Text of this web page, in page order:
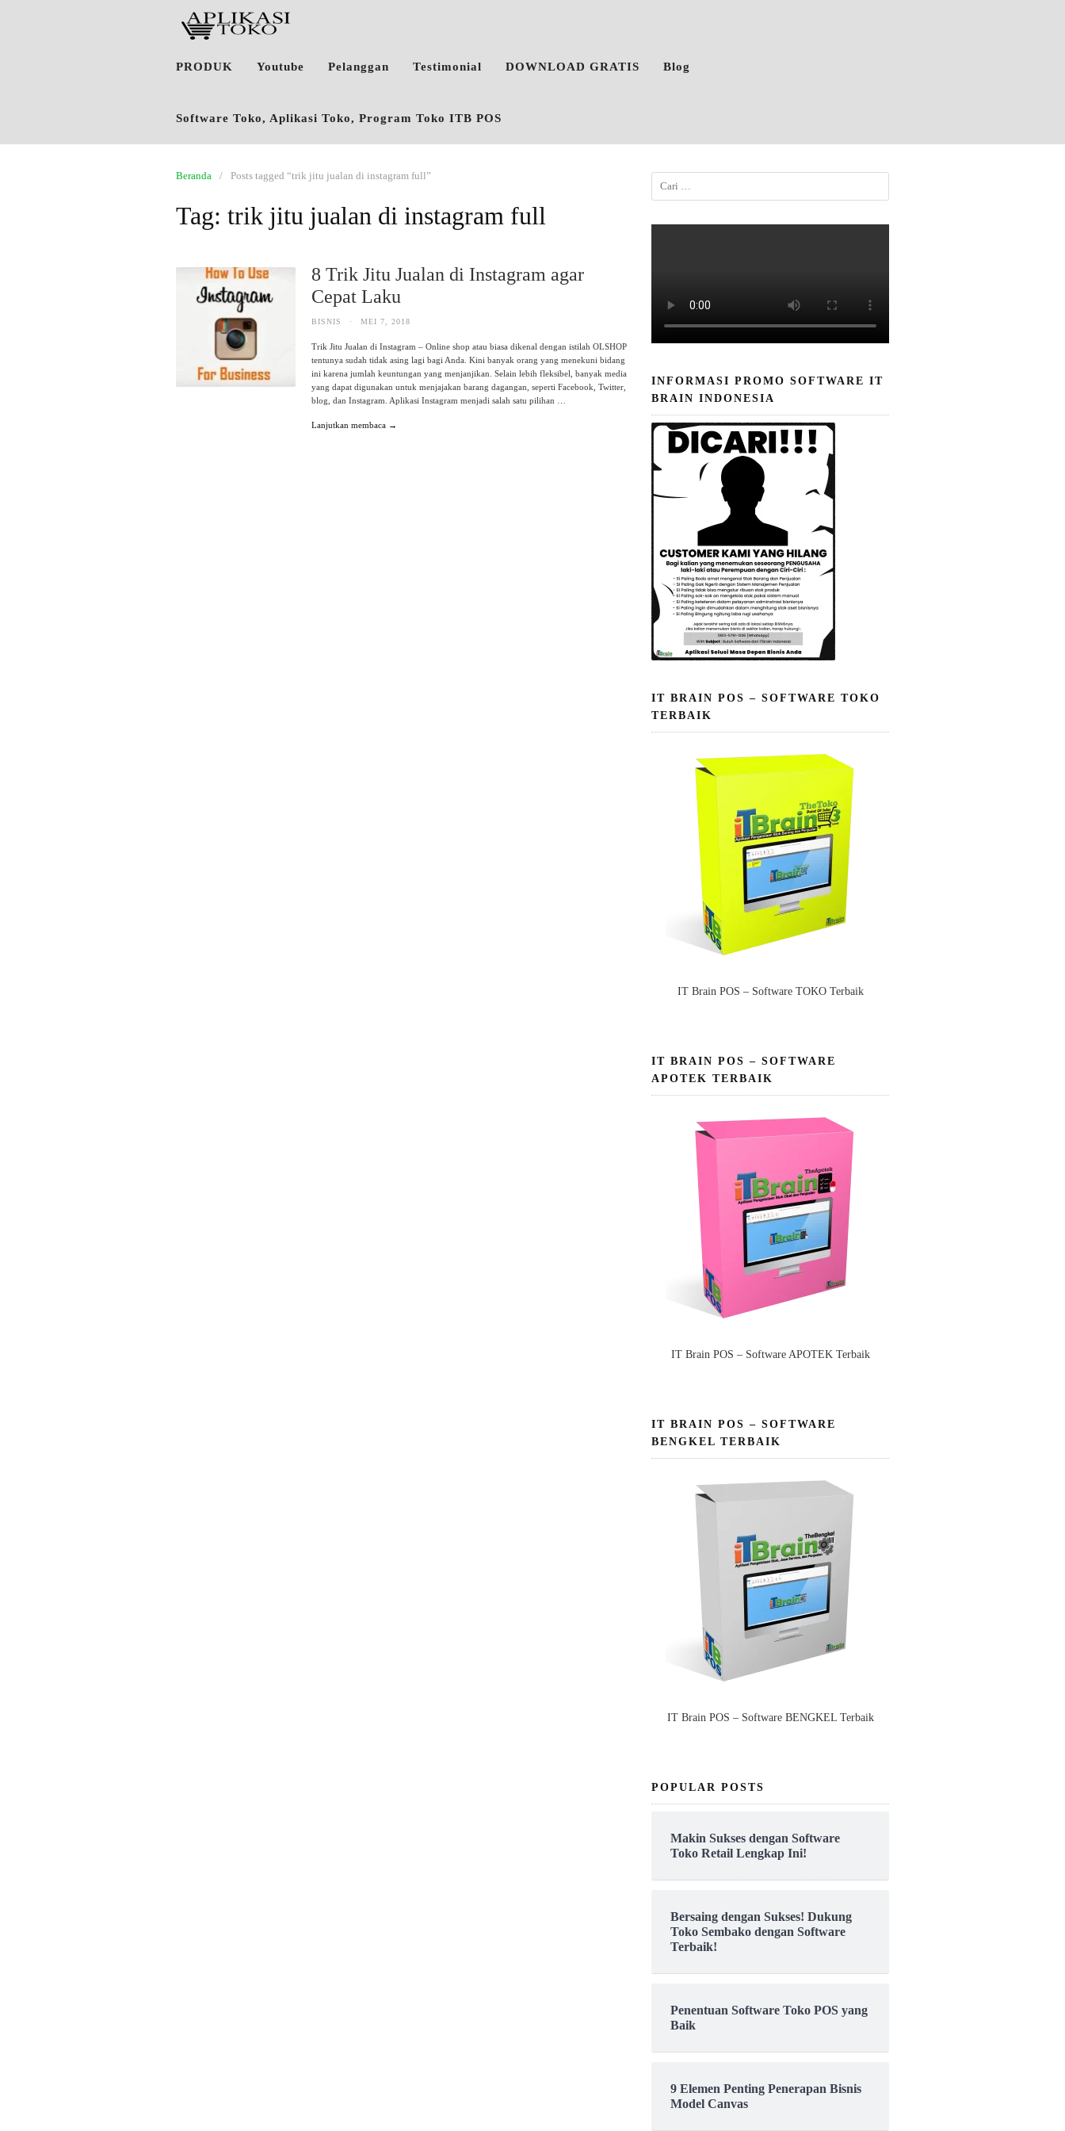
PRODUK Youtube Pelanggan Testimonial DOWNLOAD GRATIS Blog
Software Toko, Aplikasi Toko, Program Toko ITB POS
Beranda Posts tagged “trik jitu jualan di instagram full”
Tag: trik jitu jualan di instagram full
8 Trik Jitu Jualan di Instagram agar
Cepat Laku
BISNIS · MEI 7, 2018
Trik Jitu Jualan di Instagram – Online shop atau biasa dikenal dengan istilah OLSHOP
tentunya sudah tidak asing lagi bagi Anda. Kini banyak orang yang menekuni bidang
ini karena jumlah keuntungan yang menjanjikan. Selain lebih fleksibel, banyak media
yang dapat digunakan untuk menjajakan barang dagangan, seperti Facebook, Twitter,
blog, dan Instagram. Aplikasi Instagram menjadi salah satu pilihan …
Lanjutkan membaca →
INFORMASI PROMO SOFTWARE IT
BRAIN INDONESIA
IT BRAIN POS – SOFTWARE TOKO
TERBAIK
IT Brain POS – Software TOKO Terbaik
IT BRAIN POS – SOFTWARE
APOTEK TERBAIK
IT Brain POS – Software APOTEK Terbaik
IT BRAIN POS – SOFTWARE
BENGKEL TERBAIK
IT Brain POS – Software BENGKEL Terbaik
POPULAR POSTS
Makin Sukses dengan Software
Toko Retail Lengkap Ini!
Bersaing dengan Sukses! Dukung
Toko Sembako dengan Software
Terbaik!
Penentuan Software Toko POS yang
Baik
9 Elemen Penting Penerapan Bisnis
Model Canvas